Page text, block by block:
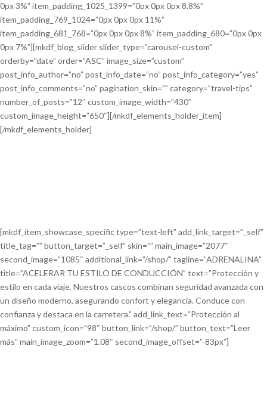
0px 3%” item_padding_1025_1399=”0px 0px 0px 8.8%”
item_padding_769_1024=”0px 0px 0px 11%”
item_padding_681_768=”0px 0px 0px 8%” item_padding_680=”0px 0px
0px 7%”][mkdf_blog_slider slider_type=”carousel-custom”
orderby=”date” order=”ASC” image_size=”custom”
post_info_author=”no” post_info_date=”no” post_info_category=”yes”
post_info_comments=”no” pagination_skin=”” category=”travel-tips”
number_of_posts=”12″ custom_image_width=”430″
custom_image_height=”650″][/mkdf_elements_holder_item]
[/mkdf_elements_holder]
[mkdf_item_showcase_specific type=”text-left” add_link_target=”_self”
title_tag=”” button_target=”_self” skin=”” main_image=”2077″
second_image=”1085″ additional_link=”/shop/” tagline=”ADRENALINA”
title=”ACELERAR TU ESTILO DE CONDUCCIÓN” text=”Protección y
estilo en cada viaje. Nuestros cascos combinan seguridad avanzada con
un diseño moderno, asegurando confort y elegancia. Conduce con
confianza y destaca en la carretera.” add_link_text=”Protección al
máximo” custom_icon=”98″ button_link=”/shop/” button_text=”Leer
más” main_image_zoom=”1.08″ second_image_offset=”-83px”]